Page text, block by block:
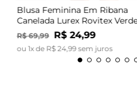
Blusa Feminina Em Ribana
Canelada Lurex Rovitex
R$ 69,99 R$ 24,99
ou 1x de R$ 24,99sem juros